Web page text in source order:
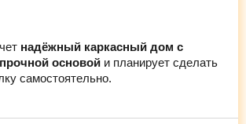
надёжный каркасный дом с
основой и планирует сделать
самостоятельно.